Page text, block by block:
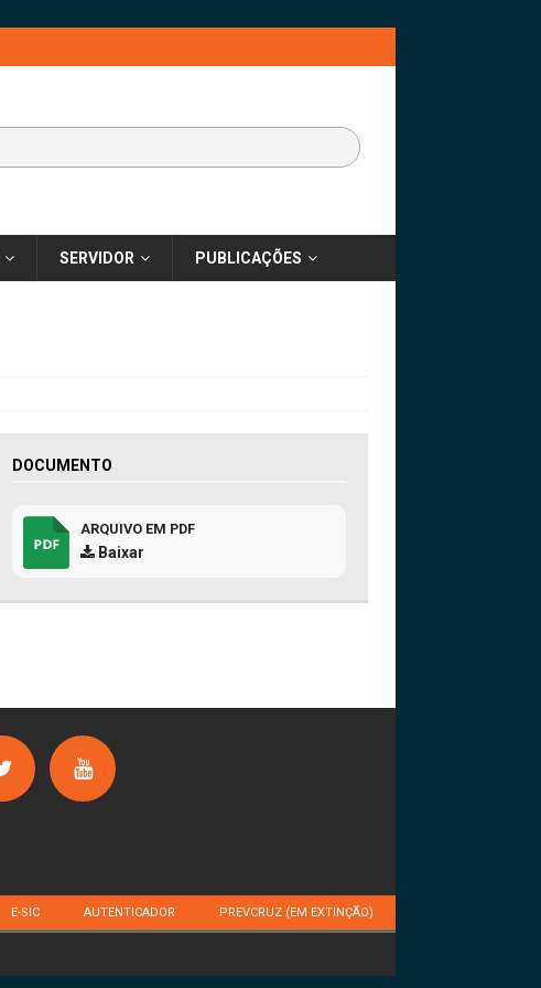
SERVIDOR PUBLICAÇÕES
DOCUMENTO
ARQUIVO EM PDF
Baixar
E-SIC AUTENTICADOR PREVCRUZ (EM EXTINÇÃO)